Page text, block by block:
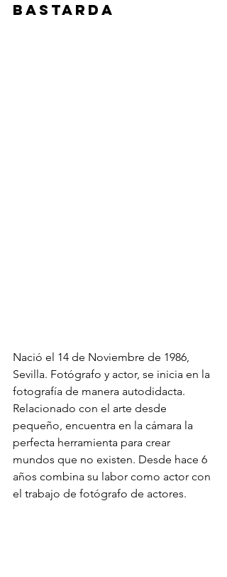
BASTARDA
Nació el 14 de Noviembre de 1986,
Sevilla. Fotógrafo y actor, se inicia en la
fotografía de manera autodidacta.
Relacionado con el arte desde
pequeño, encuentra en la cámara la
perfecta herramienta para crear
mundos que no existen. Desde hace 6
años combina su labor como actor con
el trabajo de fotógrafo de actores.